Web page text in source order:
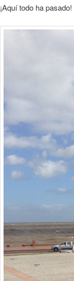
¡Aquí todo ha